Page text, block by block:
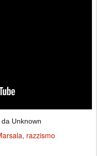
Unknown
razzismo